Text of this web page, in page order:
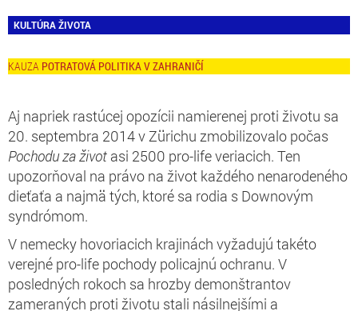
KULTÚRA ŽIVOTA
POTRATOVÁ POLITIKA V ZAHRANIČÍ
Aj napriek rastúcej opozícii namierenej proti životu sa
20. septembra 2014 v Zürichu zmobilizovalo počas
Pochodu zaživot asi 2500 pro-life veriacich. Ten
upozorňoval na právo na život každého nenarodeného
dieťaťa a najmä tých, ktoré sa rodia s Downovým
syndrómom.
V nemecky hovoriacich krajinách vyžadujú takéto
verejné pro-life pochody policajnú ochranu. V
posledných rokoch sa hrozby demonštrantov
zameraných proti životu stali násilnejšími a